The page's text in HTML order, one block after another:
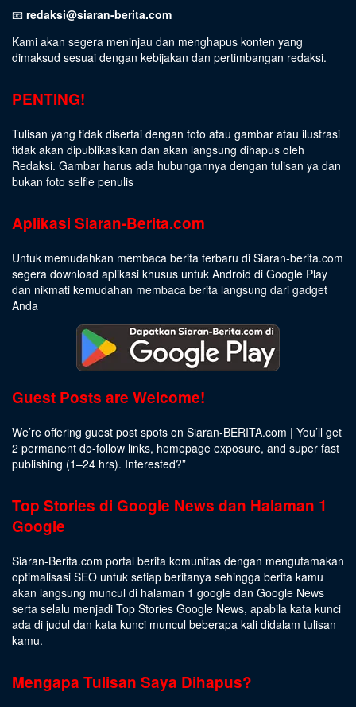
📧 redaksi@siaran-berita.com
Kami akan segera meninjau dan menghapus konten yang
dimaksud sesuai dengan kebijakan dan pertimbangan redaksi.
PENTING!
Tulisan yang tidak disertai dengan foto atau gambar atau ilustrasi
tidak akan dipublikasikan dan akan langsung dihapus oleh
Redaksi. Gambar harus ada hubungannya dengan tulisan ya dan
bukan foto selfie penulis
Aplikasi Siaran-Berita.com
Untuk memudahkan membaca berita terbaru di Siaran-berita.com
segera download aplikasi khusus untuk Android di Google Play
dan nikmati kemudahan membaca berita langsung dari gadget
Anda
Guest Posts are Welcome!
We’re offering guest post spots on Siaran-BERITA.com | You’ll get
2 permanent do-follow links, homepage exposure, and super fast
publishing (1–24 hrs). Interested?”
Top Stories di Google News dan Halaman 1
Google
Siaran-Berita.com portal berita komunitas dengan mengutamakan
optimalisasi SEO untuk setiap beritanya sehingga berita kamu
akan langsung muncul di halaman 1 google dan Google News
serta selalu menjadi Top Stories Google News, apabila kata kunci
ada di judul dan kata kunci muncul beberapa kali didalam tulisan
kamu.
Mengapa Tulisan Saya Dihapus?